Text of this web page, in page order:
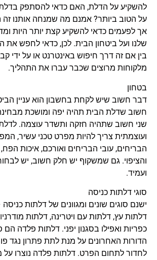
להשקיע על הדלת, האם כדאי להסתפק
על הטוב ביותר? אמנם מה שמנחה אותנו זה
אך לפעמים כדאי להשקיע קצת יותר היות
שלנו ועל ביטחון הבית. לכן, כדאי לחפש את
בין אם זה דרך חיפוש באינטרנט או על ידי
מלקוחות מרוצים שכבר עברו את התהליך.
בטחון
דבר חשוב שיש לקחת בחשבון הוא עניין
חשוב שדלת הבית תהיה יפה ומושכת
שני חשוב שתהיה חזקה ותשדר עוצמה.
ועוצמתית צריך להיות מפרט טכני עשיר,
הבריחים, עובי הבריחים ואורכם, איכות
והציפוי. גם שמשקוף יש חלק חשוב, יש
ועמיד.
סוגי דלתות כניסה
ישנם סוגים שונים ומגוונים של דלתות
דלתות עץ, דלתות עם ויטרינה, דלתות
כפריות ואפילו בסגנון יפני. דלתות פלדה
הדורות האחרונים על מנת לתת פתרון נגד
לחדור לתחום הפרט. דלתות פלדה נוצרו